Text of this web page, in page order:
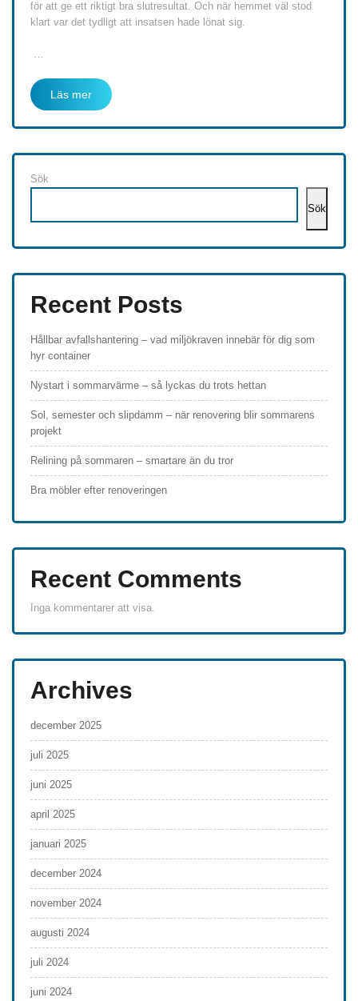
för att ge ett riktigt bra slutresultat. Och när hemmet väl stod
klart var det tydligt att insatsen hade lönat sig.
…
Läs mer
Sök
Sök
Recent Posts
Hållbar avfallshantering – vad miljökraven innebär för dig som
hyr container
Nystart i sommarvärme – så lyckas du trots hettan
Sol, semester och slipdamm – när renovering blir sommarens
projekt
Relining på sommaren – smartare än du tror
Bra möbler efter renoveringen
Recent Comments
Inga kommentarer att visa.
Archives
december 2025
juli 2025
juni 2025
april 2025
januari 2025
december 2024
november 2024
augusti 2024
juli 2024
juni 2024